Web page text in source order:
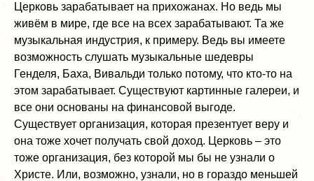
Церковь зарабатывает на прихожанах. Но ведь мы
живём в мире, где все на всех зарабатывают. Та же
музыкальная индустрия, к примеру. Ведь вы имеете
возможность слушать музыкальные шедевры
Генделя, Баха, Вивальди только потому, что кто-то на
этом зарабатывает. Существуют картинные галереи, и
все они основаны на финансовой выгоде.
Существует организация, которая презентует веру и
она тоже хочет получать свой доход. Церковь – это
тоже организация, без которой мы бы не узнали о
Христе. Или, возможно, узнали, но в гораздо меньшей